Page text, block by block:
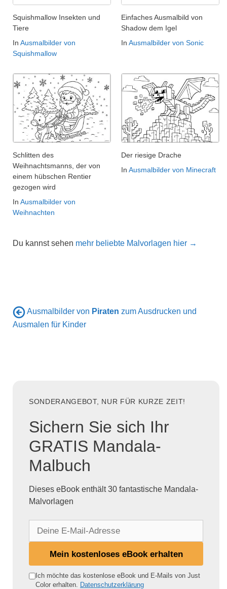
Squishmallow Insekten und
Tiere
In Ausmalbilder von
Squishmallow
Einfaches Ausmalbild von
Shadow dem Igel
In Ausmalbilder von Sonic
Schlitten des
Weihnachtsmanns, der von
einem hübschen Rentier
gezogen wird
In Ausmalbilder von
Weihnachten
Der riesige Drache
In Ausmalbilder von Minecraft
Du kannst sehen mehr beliebte Malvorlagen hier →
Ausmalbilder von Piraten zum Ausdrucken und
Ausmalen für Kinder
SONDERANGEBOT, NUR FÜR KURZE ZEIT!
Sichern Sie sich Ihr
GRATIS Mandala-
Malbuch
Dieses eBook enthält 30 fantastische Mandala-
Malvorlagen
e
Mein kostenloses eBook erhalten
Ich möchte das kostenlose eBook und E-Mails von Just
Color erhalten. Datenschutzerklärung